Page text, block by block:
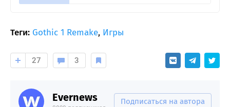
Теги: Gothic 1 Remake, Игры
27 3
Evernews Подписаться на автора